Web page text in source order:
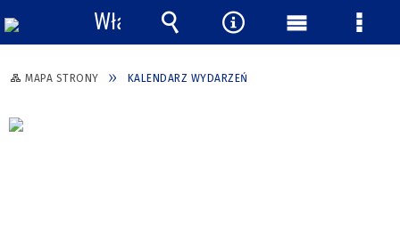
MAPA STRONY KALENDARZ WYDARZEŃ
Włącz
powiadomienia
Wyszukiwarka
Narzędzia
Menu Menu